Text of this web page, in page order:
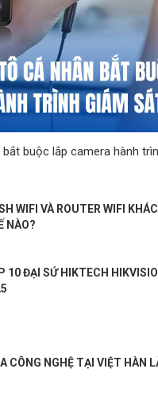
buộc lắp camera hành
WIFI VÀ ROUTER WIFI
NÀO?
10 ĐẠI SỨ HIKTECH
CÔNG NGHỆ TẠI VIỆT HÀN